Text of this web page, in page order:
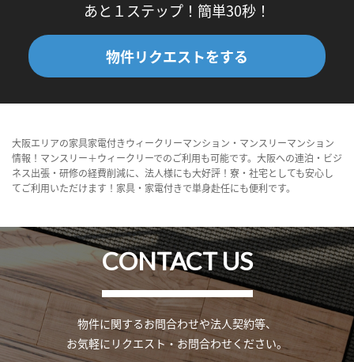
あと１ステップ！簡単30秒！
物件リクエストをする
大阪エリアの家具家電付きウィークリーマンション・マンスリーマンション
情報！マンスリー＋ウィークリーでのご利用も可能です。大阪への連泊・ビジ
ネス出張・研修の経費削減に、法人様にも大好評！寮・社宅としても安心し
てご利用いただけます！家具・家電付きで単身赴任にも便利です。
CONTACT US
物件に関するお問合わせや法人契約等、
お気軽にリクエスト・お問合わせください。